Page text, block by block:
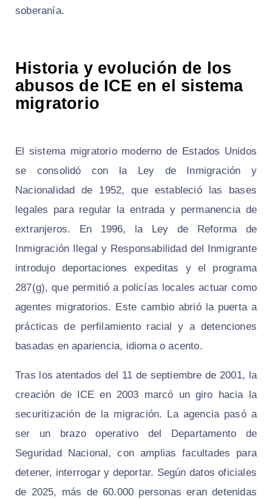
soberanía.
Historia y evolución de los
abusos de ICE en el sistema
migratorio
El sistema migratorio moderno de Estados Unidos
se consolidó con la Ley de Inmigración y
Nacionalidad de 1952, que estableció las bases
legales para regular la entrada y permanencia de
extranjeros. En 1996, la Ley de Reforma de
Inmigración Ilegal y Responsabilidad del Inmigrante
introdujo deportaciones expeditas y el programa
287(g), que permitió a policías locales actuar como
agentes migratorios. Este cambio abrió la puerta a
prácticas de perfilamiento racial y a detenciones
basadas en apariencia, idioma o acento.
Tras los atentados del 11 de septiembre de 2001, la
creación de ICE en 2003 marcó un giro hacia la
securitización de la migración. La agencia pasó a
ser un brazo operativo del Departamento de
Seguridad Nacional, con amplias facultades para
detener, interrogar y deportar. Según datos oficiales
de 2025, más de 60.000 personas eran detenidas